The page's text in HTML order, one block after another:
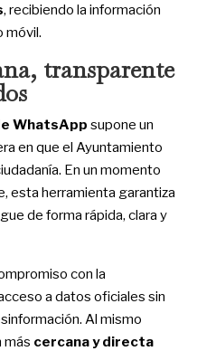
, recibiendo la información
móvil.
transparente
WhatsApp supone un
en que el Ayuntamiento
En un momento
esta herramienta garantiza
de forma rápida, clara y
con la
a datos oficiales sin
Al mismo
más cercana y directa